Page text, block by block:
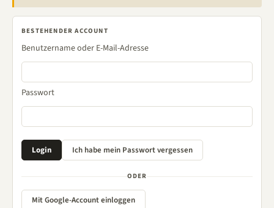
BESTEHENDER ACCOUNT
Benutzername oder E-Mail-Adresse
Passwort
ODER
Mit Google-Account einloggen